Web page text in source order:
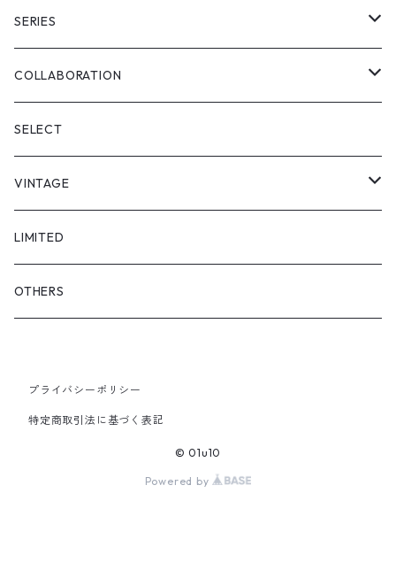
PULL OVER
FULL LENGS
SKIRT
SERIES
"matoi"
"enkan"
"tsunagi"
"asobi"
COLLABORATION
RADIO EVA
1+O
FULL DIVE
iCONOLOGY
SELECT
VINTAGE
TOPS
OUTER
SHOES & ACCESSORY
LIMITED
OTHERS
プライバシーポリシー
特定商取引法に基づく表記
© 01u10
Powered by